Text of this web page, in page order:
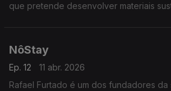
que pretende desenvolver materiais
NôStay
Ep. 12
11 abr. 2026
Rafael Furtado é um dos fundadores